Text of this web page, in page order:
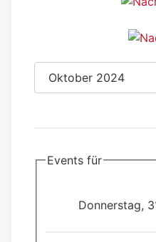
Events für
Donnerstag,